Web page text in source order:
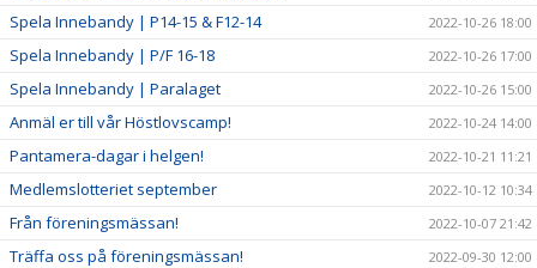
Spela Innebandy | P14-15 & F12-14 2022-10-26 18:00
Spela Innebandy | P/F 16-18 2022-10-26 17:00
Spela Innebandy | Paralaget 2022-10-26 15:00
Anmäl er till vår Höstlovscamp! 2022-10-24 14:00
Pantamera-dagar i helgen! 2022-10-21 11:21
Medlemslotteriet september 2022-10-12 10:34
Från föreningsmässan! 2022-10-07 21:42
Träffa oss på föreningsmässan! 2022-09-30 12:00